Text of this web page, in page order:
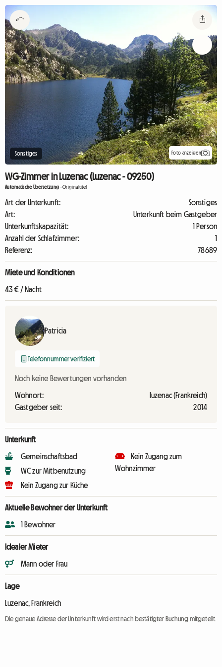
Sonstiges Foto anzeigen
WG-Zimmer in Luzenac (Luzenac - 09250)
Automatische Übersetzung -Originaltitel
Art der Unterkunft:
Sonstiges
Art:
Unterkunft beim Gastgeber
Unterkunftskapazität:
1 Person
Anzahl der Schlafzimmer:
1
Referenz:
78689
Miete und Konditionen
43 € / Nacht
Patricia
Telefonnummer verifiziert
Noch keine Bewertungen vorhanden
Wohnort:
luzenac (Frankreich)
Gastgeber seit:
2014
Unterkunft
Gemeinschaftsbad
WC zur Mitbenutzung
Kein Zugang zur Küche
Kein Zugang zum
Wohnzimmer
Aktuelle Bewohner der Unterkunft
1 Bewohner
Idealer Mieter
Mann oder Frau
Lage
Luzenac, Frankreich
Die genaue Adresse der Unterkunft wird erst nach bestätigter Buchung mitgeteilt.